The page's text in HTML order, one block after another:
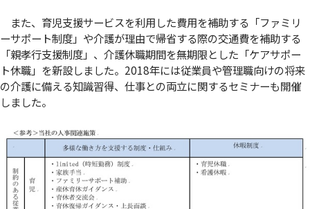
また、育児支援サービスを利用した費用を補助する「ファミリ
ーサポート制度」や介護が理由で帰省する際の交通費を補助する
「親孝行支援制度」、介護休職期間を無期限とした「ケアサポー
ト休職」を新設しました。2018年には従業員や管理職向けの将来
の介護に備える知識習得、仕事との両立に関するセミナーも開催
しました。